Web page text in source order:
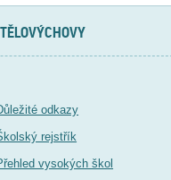
odkazy
rejstřík
vysokých škol